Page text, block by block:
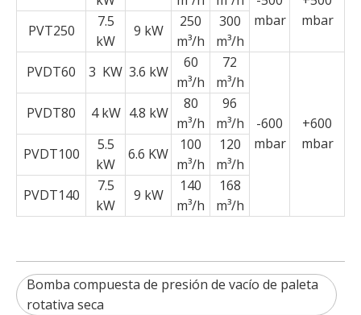
mbar
mbar
PVT250
7.5
kW
9 kW
250
m³/h
300
m³/h
PVDT60
3 KW 3.6 kW
60
m³/h
72
m³/h
-600
mbar
+600
mbar
PVDT80 4 kW 4.8 kW
80
m³/h
96
m³/h
PVDT100
5.5
kW
6.6 KW
100
m³/h
120
m³/h
PVDT140
7.5
kW
9 kW
140
m³/h
168
m³/h
Bomba compuesta de presión de vacío de paleta
rotativa seca